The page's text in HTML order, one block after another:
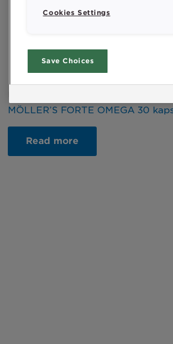
MÖLLER’S FORTE OMEGA 30
Read more
Cookies Settings
Save Choices